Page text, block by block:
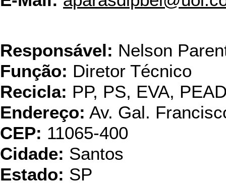
Responsável: Nelson
Função: Diretor Técnico
Recicla: PP, PS, EVA,
Endereço: Av. Gal.
CEP: 11065-400
Cidade: Santos
Estado: SP